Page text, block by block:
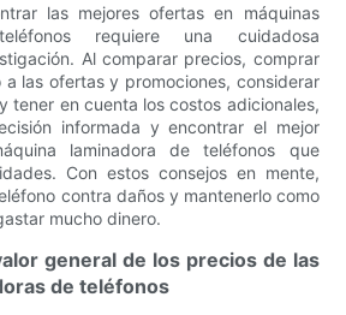
las mejores ofertas en máquinas
requiere una cuidadosa
Al comparar precios, comprar
las ofertas y promociones, considerar
tener en cuenta los costos adicionales,
informada y encontrar el mejor
laminadora de teléfonos que
Con estos consejos en mente,
contra daños y mantenerlo como
mucho dinero.
general de los precios de las
de teléfonos